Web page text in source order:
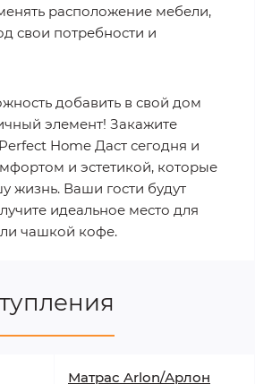
расположение мебели,
свои потребности и
добавить в свой дом
элемент! Закажите
Home Даст сегодня и
и эстетикой, которые
жизнь. Ваши гости будут
идеальное место для
чашкой кофе.
Матрас Arlon/Арлон